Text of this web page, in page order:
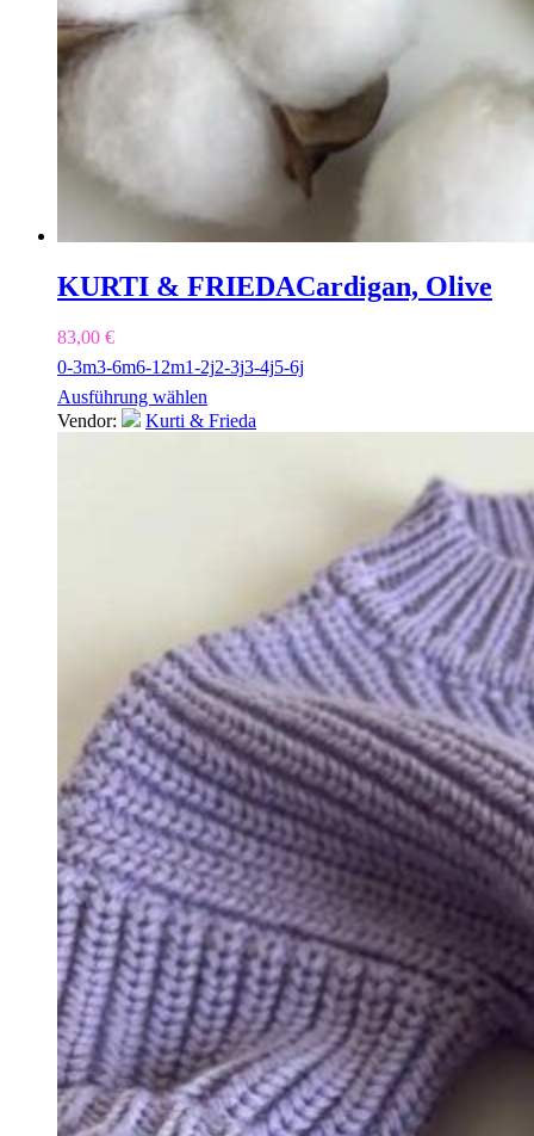
KURTI & FRIEDACardigan, Olive
83,00 €
0-3m3-6m6-12m1-2j2-3j3-4j5-6j
Ausführung wählen
Vendor:
Kurti & Frieda